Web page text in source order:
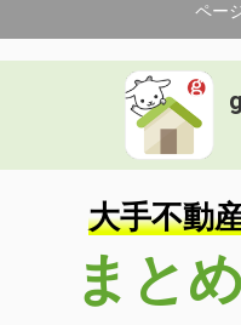
ペー
大手不動
まと